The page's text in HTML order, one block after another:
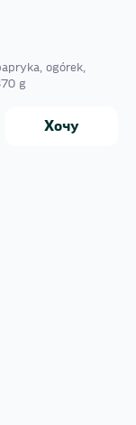
ogórek,
g
Хочу